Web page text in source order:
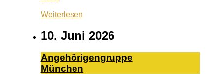
Weiterlesen
10. Juni 2026
An­ge­hö­ri­gen­grup­pe
Mün­chen